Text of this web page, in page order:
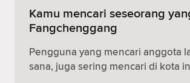
Kamu mencari seseorang
Fangchenggang
Pengguna yang mencari anggota
sana, juga sering mencari di kota